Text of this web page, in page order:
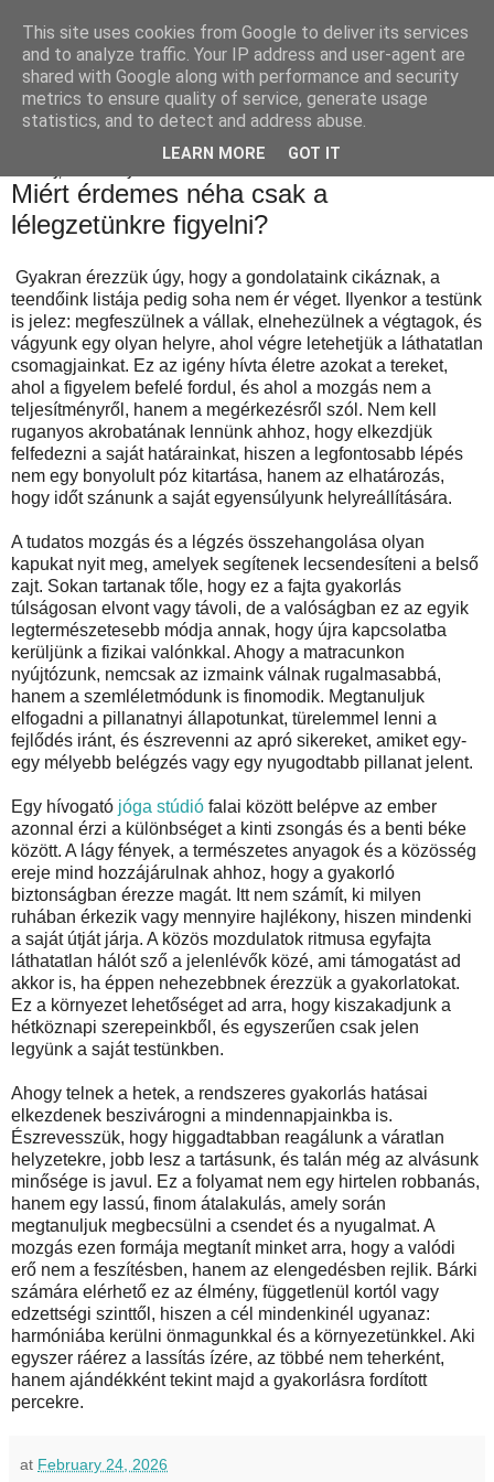
Céges weboldal készítés
Miért érdemes néha csak a
lélegzetünkre figyelni?
Gyakran érezzük úgy, hogy a gondolataink cikáznak, a
teendőink listája pedig soha nem ér véget. Ilyenkor a testünk
is jelez: megfeszülnek a vállak, elnehezülnek a végtagok, és
vágyunk egy olyan helyre, ahol végre letehetjük a láthatatlan
csomagjainkat. Ez az igény hívta életre azokat a tereket,
ahol a figyelem befelé fordul, és ahol a mozgás nem a
teljesítményről, hanem a megérkezésről szól. Nem kell
ruganyos akrobatának lennünk ahhoz, hogy elkezdjük
felfedezni a saját határainkat, hiszen a legfontosabb lépés
nem egy bonyolult póz kitartása, hanem az elhatározás,
hogy időt szánunk a saját egyensúlyunk helyreállítására.
A tudatos mozgás és a légzés összehangolása olyan
kapukat nyit meg, amelyek segítenek lecsendesíteni a belső
zajt. Sokan tartanak tőle, hogy ez a fajta gyakorlás
túlságosan elvont vagy távoli, de a valóságban ez az egyik
legtermészetesebb módja annak, hogy újra kapcsolatba
kerüljünk a fizikai valónkkal. Ahogy a matracunkon
nyújtózunk, nemcsak az izmaink válnak rugalmasabbá,
hanem a szemléletmódunk is finomodik. Megtanuljuk
elfogadni a pillanatnyi állapotunkat, türelemmel lenni a
fejlődés iránt, és észrevenni az apró sikereket, amiket egy-
egy mélyebb belégzés vagy egy nyugodtabb pillanat jelent.
Egy hívogató jóga stúdió falai között belépve az ember
azonnal érzi a különbséget a kinti zsongás és a benti béke
között. A lágy fények, a természetes anyagok és a közösség
ereje mind hozzájárulnak ahhoz, hogy a gyakorló
biztonságban érezze magát. Itt nem számít, ki milyen
ruhában érkezik vagy mennyire hajlékony, hiszen mindenki
a saját útját járja. A közös mozdulatok ritmusa egyfajta
láthatatlan hálót sző a jelenlévők közé, ami támogatást ad
akkor is, ha éppen nehezebbnek érezzük a gyakorlatokat.
Ez a környezet lehetőséget ad arra, hogy kiszakadjunk a
hétköznapi szerepeinkből, és egyszerűen csak jelen
legyünk a saját testünkben.
Ahogy telnek a hetek, a rendszeres gyakorlás hatásai
elkezdenek beszivárogni a mindennapjainkba is.
Észrevesszük, hogy higgadtabban reagálunk a váratlan
helyzetekre, jobb lesz a tartásunk, és talán még az alvásunk
minősége is javul. Ez a folyamat nem egy hirtelen robbanás,
hanem egy lassú, finom átalakulás, amely során
megtanuljuk megbecsülni a csendet és a nyugalmat. A
mozgás ezen formája megtanít minket arra, hogy a valódi
erő nem a feszítésben, hanem az elengedésben rejlik. Bárki
számára elérhető ez az élmény, függetlenül kortól vagy
edzettségi szinttől, hiszen a cél mindenkinél ugyanaz:
harmóniába kerülni önmagunkkal és a környezetünkkel. Aki
egyszer ráérez a lassítás ízére, az többé nem teherként,
hanem ajándékként tekint majd a gyakorlásra fordított
percekre.
at February 24, 2026
This site uses cookies from Google to deliver its services
and to analyze traffic. Your IP address and user-agent are
shared with Google along with performance and security
metrics to ensure quality of service, generate usage
statistics, and to detect and address abuse.
LEARN MORE GOT IT